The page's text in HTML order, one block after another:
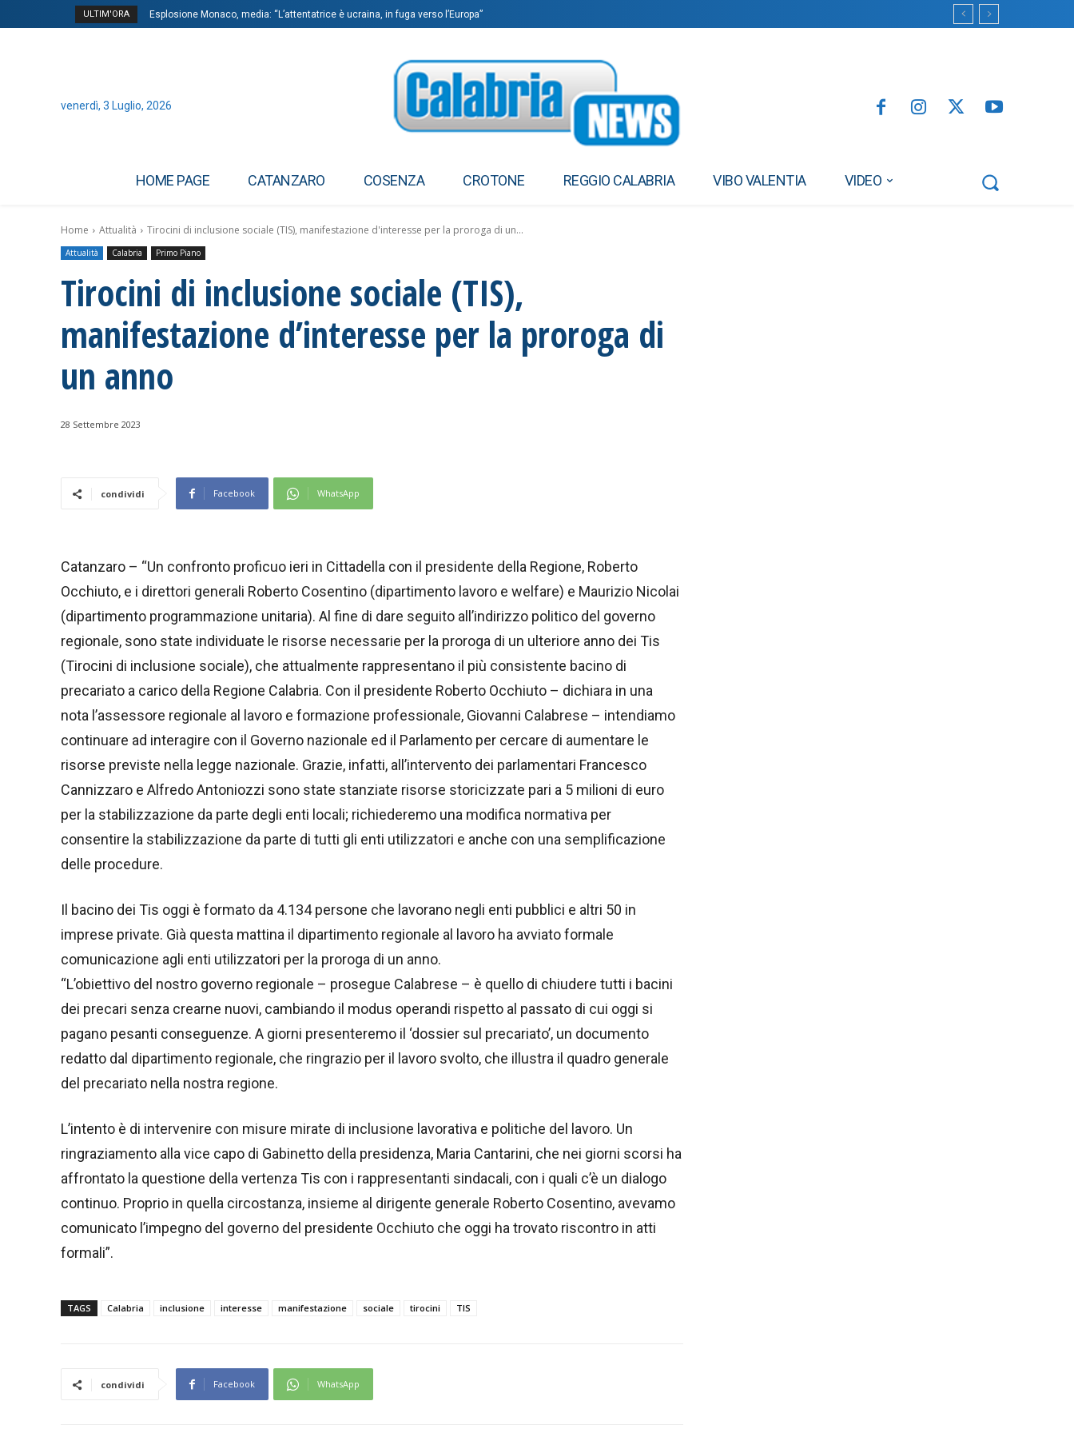
ULTIM'ORA Esplosione Monaco, media: “L’attentatrice è ucraina, in fuga verso l’Europa”
venerdì, 3 Luglio, 2026
HOME PAGE CATANZARO COSENZA CROTONE REGGIO CALABRIA VIBO VALENTIA VIDEO
Home Attualità Tirocini di inclusione sociale (TIS), manifestazione d'interesse per la proroga di un...
Attualità Calabria Primo Piano
Tirocini di inclusione sociale (TIS),
manifestazione d’interesse per la proroga di
un anno
28 Settembre 2023
condividi Facebook WhatsApp
Catanzaro – “Un confronto proficuo ieri in Cittadella con il presidente della Regione, Roberto
Occhiuto, e i direttori generali Roberto Cosentino (dipartimento lavoro e welfare) e Maurizio Nicolai
(dipartimento programmazione unitaria). Al fine di dare seguito all’indirizzo politico del governo
regionale, sono state individuate le risorse necessarie per la proroga di un ulteriore anno dei Tis
(Tirocini di inclusione sociale), che attualmente rappresentano il più consistente bacino di
precariato a carico della Regione Calabria. Con il presidente Roberto Occhiuto – dichiara in una
nota l’assessore regionale al lavoro e formazione professionale, Giovanni Calabrese – intendiamo
continuare ad interagire con il Governo nazionale ed il Parlamento per cercare di aumentare le
risorse previste nella legge nazionale. Grazie, infatti, all’intervento dei parlamentari Francesco
Cannizzaro e Alfredo Antoniozzi sono state stanziate risorse storicizzate pari a 5 milioni di euro
per la stabilizzazione da parte degli enti locali; richiederemo una modifica normativa per
consentire la stabilizzazione da parte di tutti gli enti utilizzatori e anche con una semplificazione
delle procedure.
Il bacino dei Tis oggi è formato da 4.134 persone che lavorano negli enti pubblici e altri 50 in
imprese private. Già questa mattina il dipartimento regionale al lavoro ha avviato formale
comunicazione agli enti utilizzatori per la proroga di un anno.
“L’obiettivo del nostro governo regionale – prosegue Calabrese – è quello di chiudere tutti i bacini
dei precari senza crearne nuovi, cambiando il modus operandi rispetto al passato di cui oggi si
pagano pesanti conseguenze. A giorni presenteremo il ‘dossier sul precariato’, un documento
redatto dal dipartimento regionale, che ringrazio per il lavoro svolto, che illustra il quadro generale
del precariato nella nostra regione.
L’intento è di intervenire con misure mirate di inclusione lavorativa e politiche del lavoro. Un
ringraziamento alla vice capo di Gabinetto della presidenza, Maria Cantarini, che nei giorni scorsi ha
affrontato la questione della vertenza Tis con i rappresentanti sindacali, con i quali c’è un dialogo
continuo. Proprio in quella circostanza, insieme al dirigente generale Roberto Cosentino, avevamo
comunicato l’impegno del governo del presidente Occhiuto che oggi ha trovato riscontro in atti
formali”.
TAGS Calabria inclusione interesse manifestazione sociale tirocini TIS
condividi Facebook WhatsApp